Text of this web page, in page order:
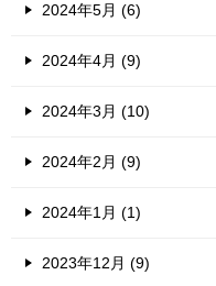
2024年5月 (6)
2024年4月 (9)
2024年3月 (10)
2024年2月 (9)
2024年1月 (1)
2023年12月 (9)